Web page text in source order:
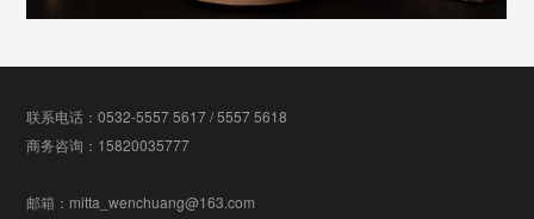
联系电话：0532-5557 5617 / 5557 5618
商务咨询：15820035777
邮箱：mitta_wenchuang@163.com